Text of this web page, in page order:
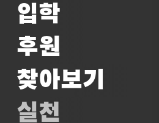
입학
후원
찾아보기
실천